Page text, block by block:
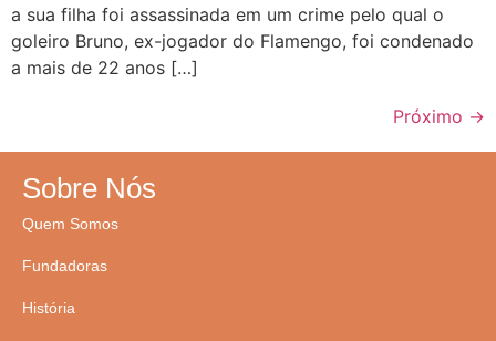
a sua filha foi assassinada em um crime pelo qual o
goleiro Bruno, ex-jogador do Flamengo, foi condenado
a mais de 22 anos […]
Próximo →
Sobre Nós
Quem Somos
Fundadoras
História